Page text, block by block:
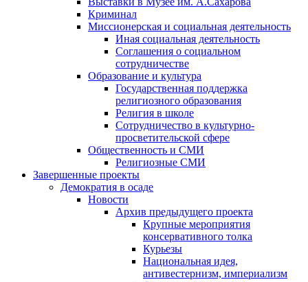
Криминал
Миссионерская и социальная деятельность
Иная социальная деятельность
Соглашения о социальном
сотрудничестве
Образование и культура
Государственная поддержка
религиозного образования
Религия в школе
Сотрудничество в культурно-
просветительской сфере
Общественность и СМИ
Религиозные СМИ
Завершенные проекты
Демократия в осаде
Новости
Архив предыдущего проекта
Крупные мероприятия
консервативного толка
Курьезы
Национальная идея,
антивестернизм, империализм